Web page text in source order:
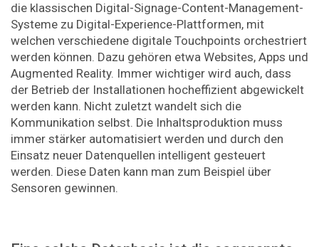
die klassischen Digital-Signage-Content-Management-
Systeme zu Digital-Experience-Plattformen, mit
welchen verschiedene digitale Touchpoints orchestriert
werden können. Dazu gehören etwa Websites, Apps und
Augmented Reality. Immer wichtiger wird auch, dass
der Betrieb der Installationen hocheffizient abgewickelt
werden kann. Nicht zuletzt wandelt sich die
Kommunikation selbst. Die Inhaltsproduktion muss
immer stärker automatisiert werden und durch den
Einsatz neuer Datenquellen intelligent gesteuert
werden. Diese Daten kann man zum Beispiel über
Sensoren gewinnen.